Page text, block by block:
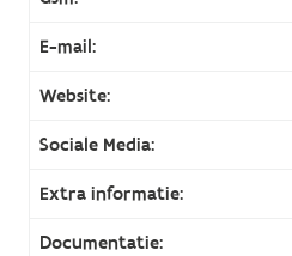
E-mail:
Website:
Sociale Media:
Extra informatie:
Documentatie: